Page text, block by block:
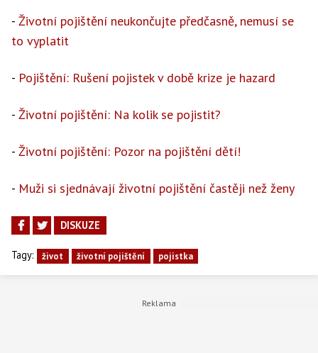
- Životní pojištění neukončujte předčasně, nemusí se
to vyplatit
- Pojištění: Rušení pojistek v době krize je hazard
- Životní pojištění: Na kolik se pojistit?
- Životní pojištění: Pozor na pojištění dětí!
- Muži si sjednávají životní pojištění častěji než ženy
DISKUZE
Tagy: život životní pojištění pojistka